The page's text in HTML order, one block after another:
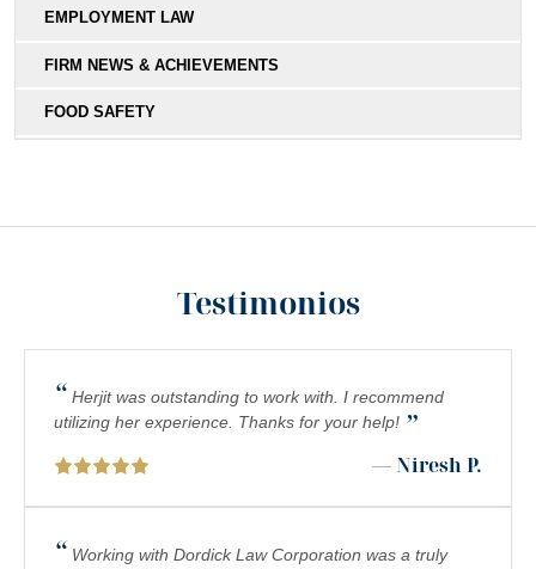
EMPLOYMENT LAW
FIRM NEWS & ACHIEVEMENTS
FOOD SAFETY
PEDESTRIAN ACCIDENTS
PERSONAL INJURY
PREMISES LIABILITY
SCOOTER ACCIDENTS
Testimonios
“ Herjit was outstanding to work with. I recommend
utilizing her experience. Thanks for your help! ”
— Niresh P.
“ Working with Dordick Law Corporation was a truly